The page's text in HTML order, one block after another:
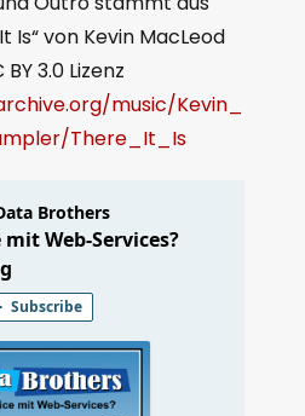
Is“ von Kevin MacLeod
3.0 Lizenz
music/Kevin_
There_It_Is